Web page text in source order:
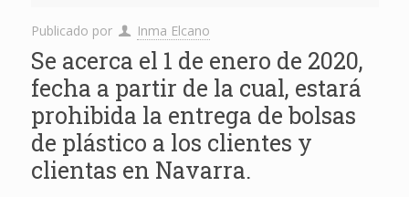
Publicado por Inma Elcano
Se acerca el 1 de enero de 2020,
fecha a partir de la cual, estará
prohibida la entrega de bolsas
de plástico a los clientes y
clientas en Navarra.